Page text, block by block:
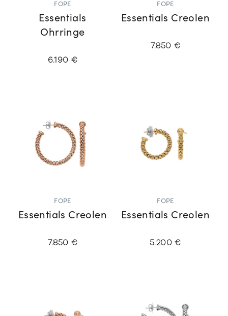
FOPE
Essentials
Ohrringe
6.190 €
FOPE
Essentials Creolen
7.850 €
FOPE
Essentials Creolen
7.850 €
FOPE
Essentials Creolen
5.200 €